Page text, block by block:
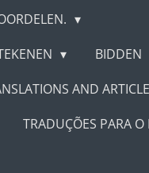
BIDDEN
AND
TRADUÇÕES PARA